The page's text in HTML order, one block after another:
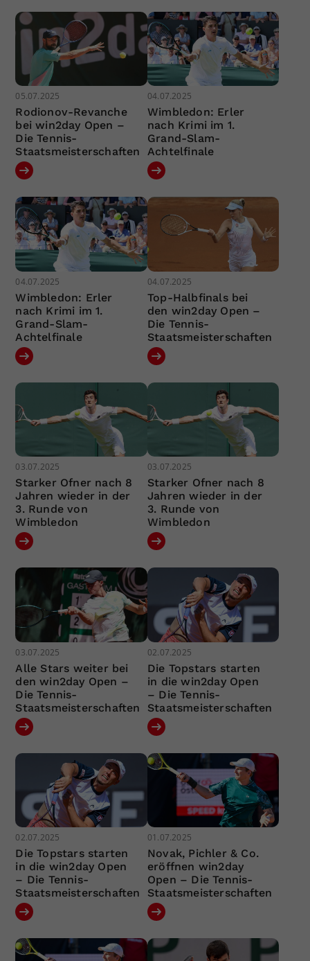
05.07.2025
Rodionov-Revanche
bei win2day Open –
Die Tennis-
Staatsmeisterschaften
04.07.2025
Wimbledon: Erler
nach Krimi im 1.
Grand-Slam-
Achtelfinale
04.07.2025
Wimbledon: Erler
nach Krimi im 1.
Grand-Slam-
Achtelfinale
04.07.2025
Top-Halbfinals bei
den win2day Open –
Die Tennis-
Staatsmeisterschaften
03.07.2025
Starker Ofner nach 8
Jahren wieder in der
3. Runde von
Wimbledon
03.07.2025
Starker Ofner nach 8
Jahren wieder in der
3. Runde von
Wimbledon
03.07.2025
Alle Stars weiter bei
den win2day Open –
Die Tennis-
Staatsmeisterschaften
02.07.2025
Die Topstars starten
in die win2day Open
– Die Tennis-
Staatsmeisterschaften
02.07.2025
Die Topstars starten
in die win2day Open
– Die Tennis-
Staatsmeisterschaften
01.07.2025
Novak, Pichler & Co.
eröffnen win2day
Open – Die Tennis-
Staatsmeisterschaften